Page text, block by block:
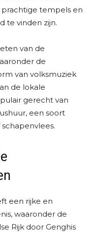
tempels en
te vinden zijn.
van de
de
van volksmuziek
de lokale
gerecht van
een soort
een rijke en
waaronder de
Rijk door Genghis